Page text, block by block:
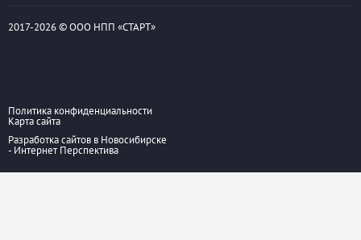
2017-2026 © ООО НПП «СТАРТ»
Политика конфиденциальности
Карта сайта
Разработка сайтов в Новосибирске
- Интернет Перспектива